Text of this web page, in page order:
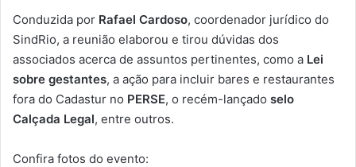
Conduzida por Rafael Cardoso, coordenador jurídico do
SindRio, a reunião elaborou e tirou dúvidas dos
associados acerca de assuntos pertinentes, como a Lei
sobre gestantes, a ação para incluir bares e restaurantes
fora do Cadastur no PERSE, o recém-lançado selo
Calçada Legal, entre outros.
Confira fotos do evento: